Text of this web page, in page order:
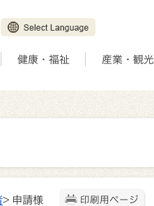
健康・福祉 産業・観光
印刷用ページ
> 申請様